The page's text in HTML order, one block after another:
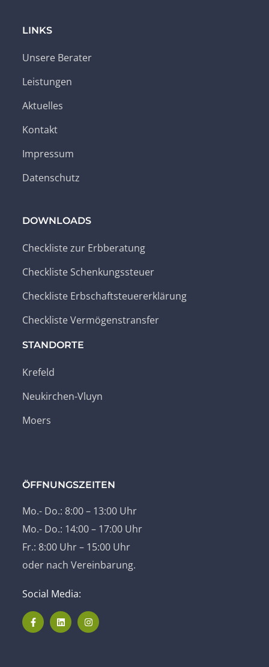
LINKS
Unsere Berater
Leistungen
Aktuelles
Kontakt
Impressum
Datenschutz
DOWNLOADS
Checkliste zur Erbberatung
Checkliste Schenkungssteuer
Checkliste Erbschaftsteuererklärung
Checkliste Vermögenstransfer
STANDORTE
Krefeld
Neukirchen-Vluyn
Moers
ÖFFNUNGSZEITEN
Mo.- Do.: 8:00 – 13:00 Uhr
Mo.- Do.: 14:00 – 17:00 Uhr
Fr.: 8:00 Uhr – 15:00 Uhr
oder nach Vereinbarung.
Social Media: